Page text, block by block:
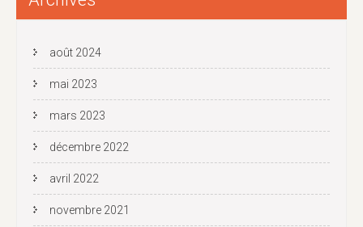
août 2024
mai 2023
mars 2023
décembre 2022
avril 2022
novembre 2021